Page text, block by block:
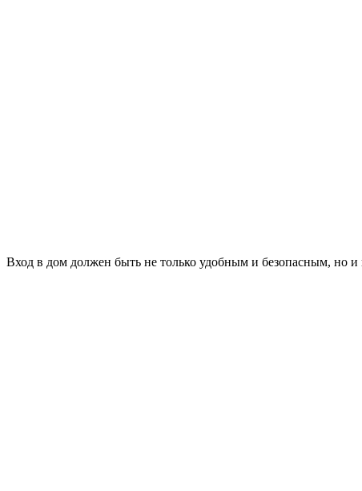
Вход в дом должен быть не только удобным и безопасным, но и